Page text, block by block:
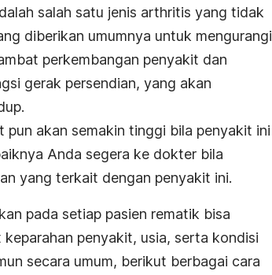
salah satu jenis arthritis yang tidak
diberikan umumnya untuk mengurangi
perkembangan penyakit dan
gerak persendian, yang akan
akan semakin tinggi bila penyakit ini
Anda segera ke dokter bila
yang terkait dengan penyakit ini.
pada setiap pasien rematik bisa
penyakit, usia, serta kondisi
secara umum, berikut berbagai cara